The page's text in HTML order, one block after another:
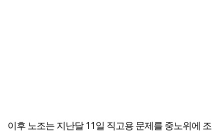
이후 노조는 지난달 11일 직고용 문제를 중노위에 조